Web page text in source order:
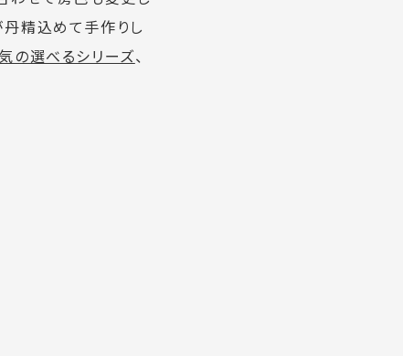
丹精込めて手作りし
の選べるシリーズ、